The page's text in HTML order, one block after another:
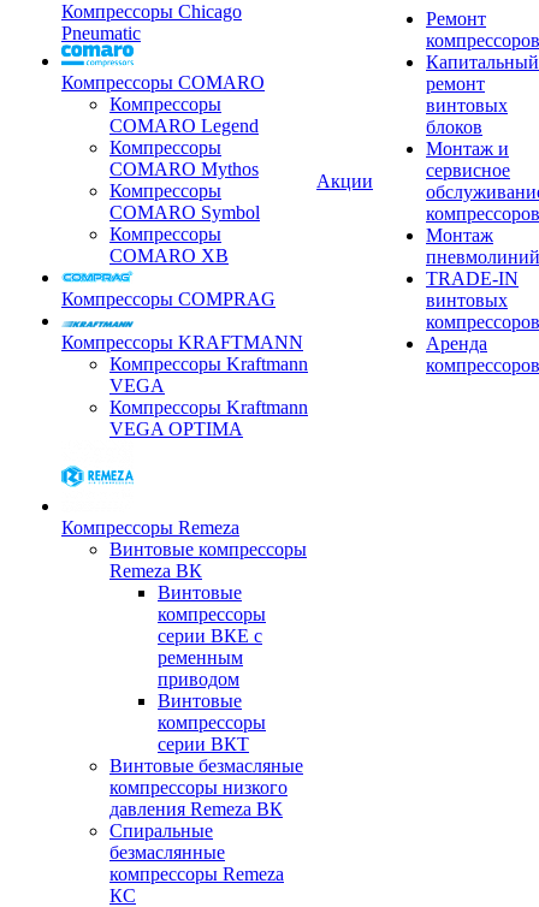
Компрессоры Chicago
Pneumatic
Компрессоры COMARO
Компрессоры
COMARO Legend
Компрессоры
COMARO Mythos
Компрессоры
COMARO Symbol
Компрессоры
COMARO XB
Компрессоры COMPRAG
Компрессоры KRAFTMANN
Компрессоры Kraftmann
VEGA
Компрессоры Kraftmann
VEGA OPTIMA
Компрессоры Remeza
Винтовые компрессоры
Remeza ВК
Винтовые
компрессоры
серии ВКЕ с
ременным
приводом
Винтовые
компрессоры
серии ВКТ
Винтовые безмасляные
компрессоры низкого
давления Remeza ВК
Спиральные
безмаслянные
компрессоры Remeza
КС
Акции
Ремонт
компрессоров
Капитальный
ремонт
винтовых
блоков
Монтаж и
сервисное
компрессоров
Монтаж
пневмолиний
TRADE-IN
винтовых
компрессоров
Аренда
компрессоров